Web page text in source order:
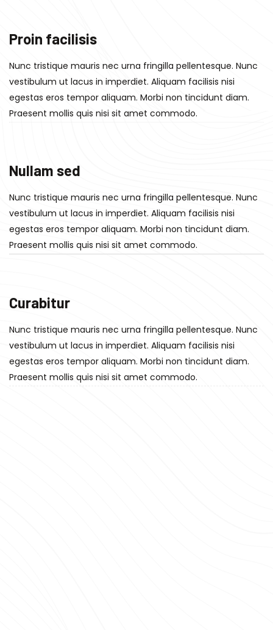
Proin facilisis
Nunc tristique mauris nec urna fringilla pellentesque. Nunc
vestibulum ut lacus in imperdiet. Aliquam facilisis nisi
egestas eros tempor aliquam. Morbi non tincidunt diam.
Praesent mollis quis nisi sit amet commodo.
Nullam sed
Nunc tristique mauris nec urna fringilla pellentesque. Nunc
vestibulum ut lacus in imperdiet. Aliquam facilisis nisi
egestas eros tempor aliquam. Morbi non tincidunt diam.
Praesent mollis quis nisi sit amet commodo.
Curabitur
Nunc tristique mauris nec urna fringilla pellentesque. Nunc
vestibulum ut lacus in imperdiet. Aliquam facilisis nisi
egestas eros tempor aliquam. Morbi non tincidunt diam.
Praesent mollis quis nisi sit amet commodo.